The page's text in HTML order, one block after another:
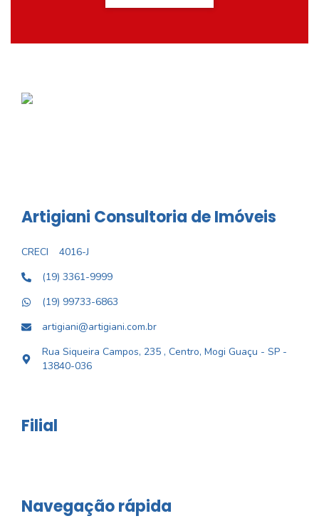
Artigiani Consultoria de Imóveis
CRECI
4016-J
(19) 3361-9999
(19) 99733-6863
artigiani@artigiani.com.br
Rua Siqueira Campos, 235 , Centro, Mogi Guaçu - SP -
13840-036
Filial
Navegação rápida